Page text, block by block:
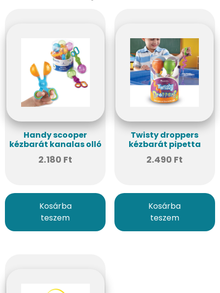
Handy scooper
kézbarát kanalas olló
2.180 Ft
Kosárba
teszem
Twisty droppers
kézbarát pipetta
2.490 Ft
Kosárba
teszem